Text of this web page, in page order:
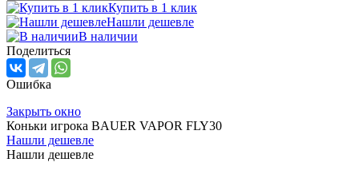
Купить в 1 клик
Нашли дешевле
В наличии
Поделиться
Ошибка
Закрыть окно
Коньки игрока BAUER VAPOR FLY30
Нашли дешевле
Нашли дешевле